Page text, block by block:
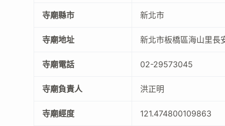
寺廟縣市 新北市
寺廟地址 新北市板橋區海山里長
寺廟電話 02-29573045
寺廟負責人 洪正明
寺廟經度 121.474800109863